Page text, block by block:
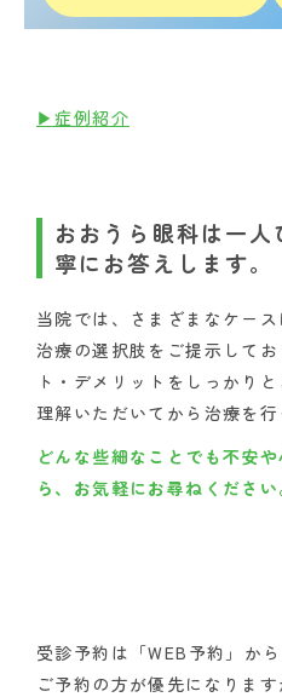
▶症例紹介
おおうら眼科は一
寧にお答えします。
当院では、さまざまなケー
治療の選択肢をご提示して
ト・デメリットをしっかり
理解いただいてから治療を行
どんな些細なことでも不安
ら、お気軽にお尋ねください
受診予約は「WEB予約」から
ご予約の方が優先になりま